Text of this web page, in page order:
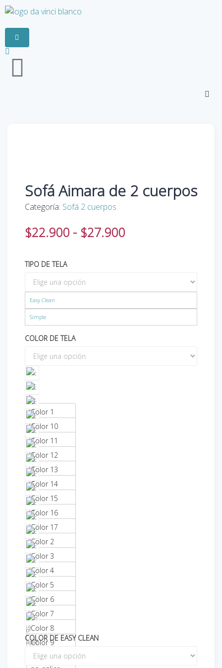
Sofá Aimara de 2 cuerpos
Categoría: Sofá 2 cuerpos
$22.900 - $27.900
TIPO DE TELA
Easy Clean
Simple
COLOR DE TELA
Color 1
Color 10
Color 11
Color 12
Color 13
Color 14
Color 15
Color 16
Color 17
Color 2
Color 3
Color 4
Color 5
Color 6
Color 7
Color 8
Color 9
COLOR DE EASY CLEAN